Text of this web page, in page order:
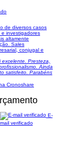
de diversos casos
investigadores
altamente
Sales
conjugal e
Presteza,
Ainda
satisfeito. Parabéns
Cronoshare
E-
mail verificado